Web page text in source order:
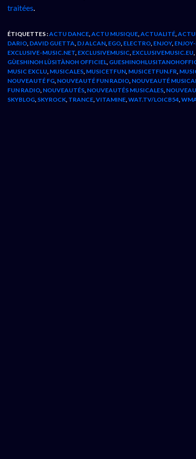
traitées.
ÉTIQUETTES :ACTU DANCE ACTU MUSIQUE ACTUALITÉ
DARIO DAVID GUETTA DJ ALCAN EGO ELECTRO ENJOY,
EXCLUSIVE-MUSIC.NET EXCLUSIVEMUSIC EXCLUSIVEMUSIC.EU
GÙESHINOH LÙSITÀNOH OFFICIEL
MUSIC EXCLU MUSICALES MUSICETFUN MUSICETFUN.FR
NOUVEAUTÉ FG NOUVEAUTÉ FUN RADIO NOUVEAUTÉ
FUN RADIO NOUVEAUTÉS NOUVEAUTÉS MUSICALES
SKYBLOG SKYROCK TRANCE VITAMINE WAT.TV/LOICB54